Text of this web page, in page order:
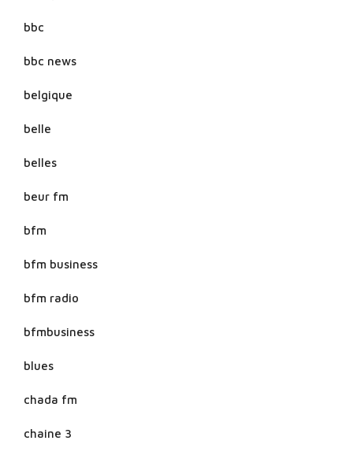
bbc
bbc news
belgique
belle
belles
beur fm
bfm
bfm business
bfm radio
bfmbusiness
blues
chada fm
chaine 3